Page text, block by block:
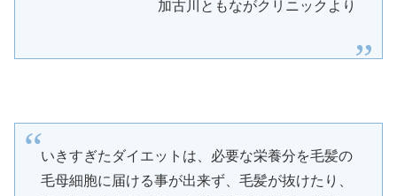
加古川ともながクリニックより
いきすぎたダイエットは、必要な栄養分を毛髪の
毛母細胞に届ける事が出来ず、毛髪が抜けたり、